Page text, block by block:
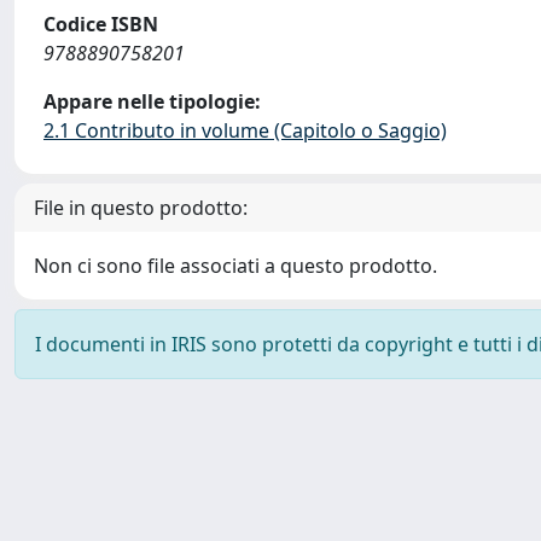
Codice ISBN
9788890758201
Appare nelle tipologie:
2.1 Contributo in volume (Capitolo o Saggio)
File in questo prodotto:
Non ci sono file associati a questo prodotto.
I documenti in IRIS sono protetti da copyright e tutti i